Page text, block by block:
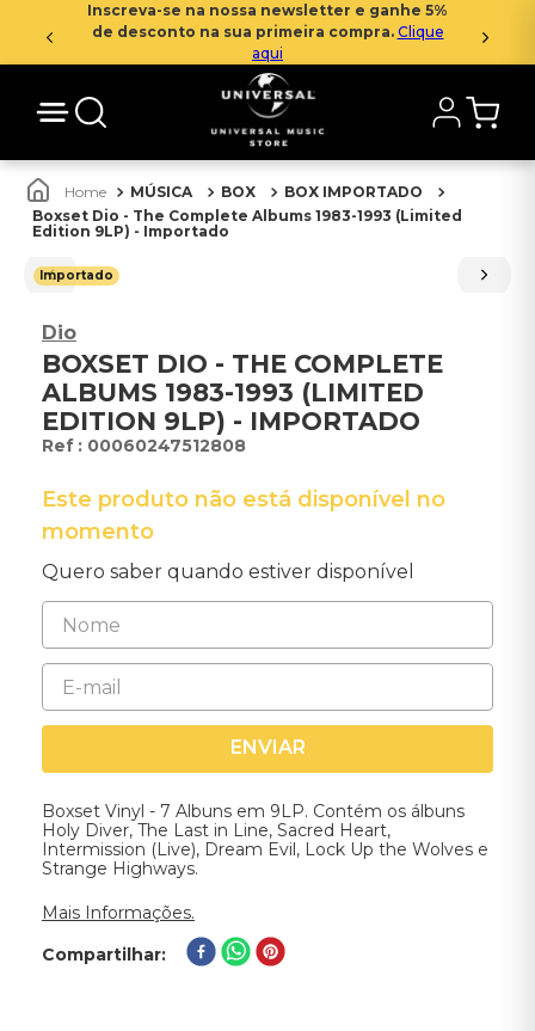
Inscreva-se na nossa newsletter e ganhe 5%
de desconto na sua primeira compra. Clique
aqui
MÚSICA BOX
BOX IMPORTADO
Boxset Dio - The Complete Albums 1983-1993 (Limited
Edition 9LP) - Importado
Importado
Dio
BOXSET DIO - THE COMPLETE
ALBUMS 1983-1993 (LIMITED
EDITION 9LP) - IMPORTADO
: 00060247512808
Este produto não está disponível no
momento
Quero saber quando estiver disponível
ENVIAR
Boxset Vinyl - 7 Albuns em 9LP. Contém os álbuns
Holy Diver, The Last in Line, Sacred Heart,
Intermission (Live), Dream Evil, Lock Up the Wolves e
Strange Highways.
Mais Informações.
Compartilhar